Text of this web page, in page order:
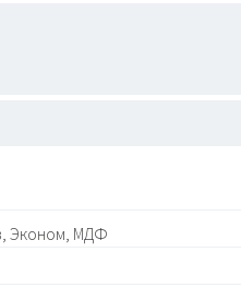
Эконом, МДФ